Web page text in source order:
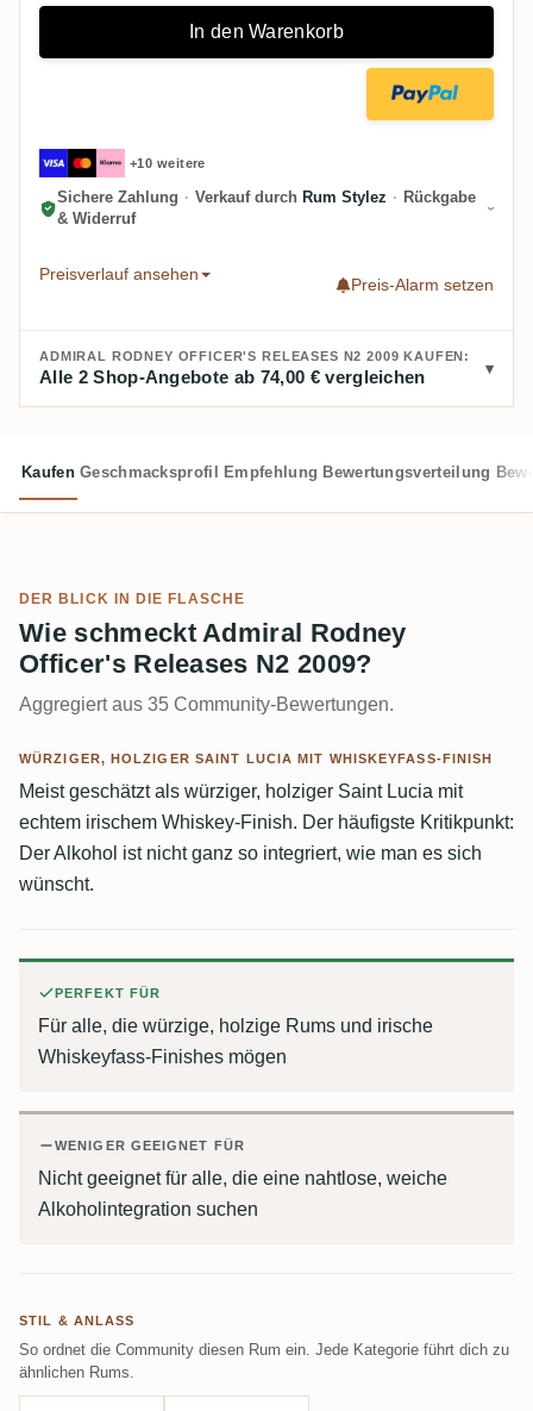
In den Warenkorb
+10 weitere
Sichere Zahlung · Verkauf durch Rum Stylez · Rückgabe
& Widerruf
Preisverlauf ansehen
Preis-Alarm setzen
ADMIRAL RODNEY OFFICER'S RELEASES N2 2009 KAUFEN:
Alle 2 Shop-Angebote ab 74,00 € vergleichen
Kaufen Geschmacksprofil Empfehlung Bewertungsverteilung
DER BLICK IN DIE FLASCHE
Wie schmeckt Admiral Rodney
Officer's Releases N2 2009?
Aggregiert aus 35 Community-Bewertungen.
WÜRZIGER, HOLZIGER SAINT LUCIA MIT WHISKEYFASS-FINISH
Meist geschätzt als würziger, holziger Saint Lucia mit
echtem irischem Whiskey-Finish. Der häufigste Kritikpunkt:
Der Alkohol ist nicht ganz so integriert, wie man es sich
wünscht.
PERFEKT FÜR
Für alle, die würzige, holzige Rums und irische
Whiskeyfass-Finishes mögen
WENIGER GEEIGNET FÜR
Nicht geeignet für alle, die eine nahtlose, weiche
Alkoholintegration suchen
STIL & ANLASS
So ordnet die Community diesen Rum ein. Jede Kategorie führt dich zu
ähnlichen Rums.